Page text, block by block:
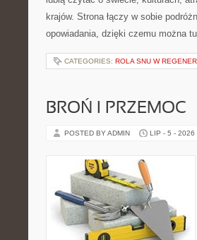
krajów. Strona łączy w sobie
opowiadania, dzięki czemu można
CATEGORIES: ROLA SNU W
BROŃ I PRZEMOC
POSTED BY ADMIN LIP - 5 - 2026